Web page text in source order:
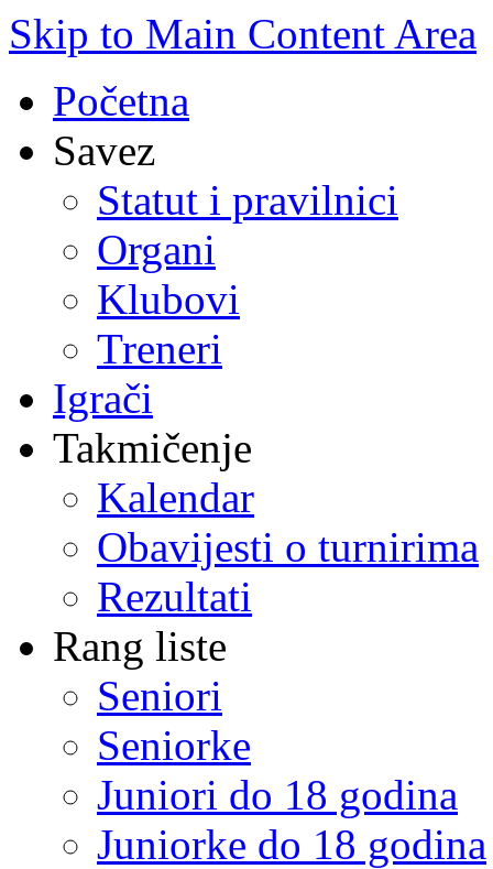
Skip to Main Content Area
Početna
Savez
Statut i pravilnici
Organi
Klubovi
Treneri
Igrači
Takmičenje
Kalendar
Obavijesti o turnirima
Rezultati
Rang liste
Seniori
Seniorke
Juniori do 18 godina
Juniorke do 18 godina